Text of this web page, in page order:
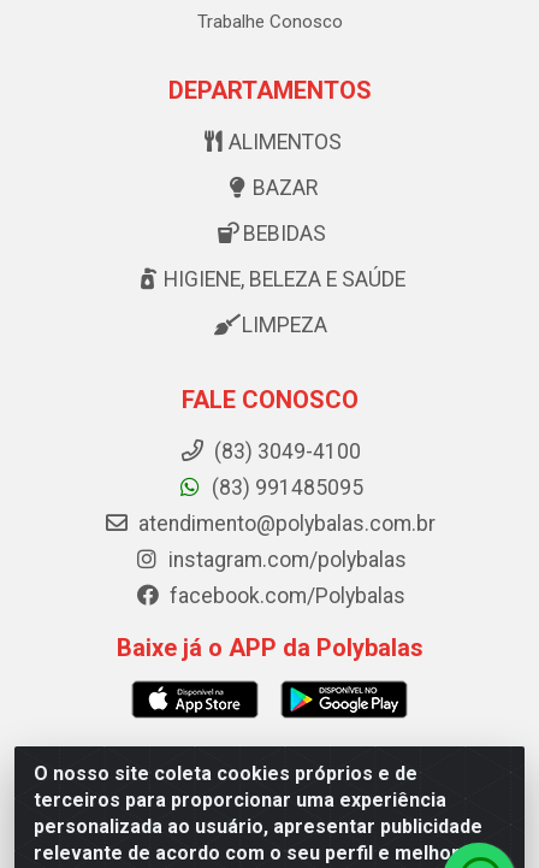
O nosso site coleta cookies próprios e de
terceiros para proporcionar uma experiência
personalizada ao usuário, apresentar publicidade
relevante de acordo com o seu perfil e melhorar a
Trabalhe Conosco
DEPARTAMENTOS
ALIMENTOS
BAZAR
BEBIDAS
HIGIENE, BELEZA E SAÚDE
LIMPEZA
FALE CONOSCO
(83) 3049-4100
(83) 991485095
atendimento@polybalas.com.br
instagram.com/polybalas
facebook.com/Polybalas
Baixe já o APP da Polybalas
Polybalas - Rua João Miguel de Souza, 173 Galpão B -
Ernesto Geisel, João Pessoa/PB - CEP 58.075-075 - CNPJ
00.909.327/0002-61